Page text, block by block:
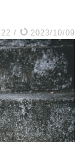
/ 2023/10/09